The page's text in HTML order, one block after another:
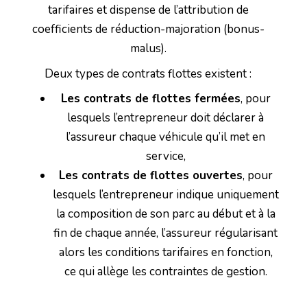
tarifaires et dispense de l’attribution de
coefficients de réduction-majoration (bonus-
malus).
Deux types de contrats flottes existent :
Les contrats de flottes fermées, pour
lesquels l’entrepreneur doit déclarer à
l’assureur chaque véhicule qu’il met en
service,
Les contrats de flottes ouvertes, pour
lesquels l’entrepreneur indique uniquement
la composition de son parc au début et à la
fin de chaque année, l’assureur régularisant
alors les conditions tarifaires en fonction,
ce qui allège les contraintes de gestion.